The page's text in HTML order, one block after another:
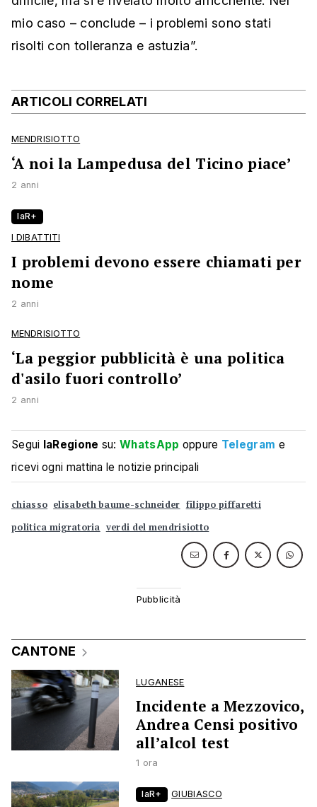
mio caso – conclude – i problemi sono stati
risolti con tolleranza e astuzia”.
ARTICOLI CORRELATI
MENDRISIOTTO
‘A noi la Lampedusa del Ticino piace’
2 anni
laR+
I DIBATTITI
I problemi devono essere chiamati per
nome
2 anni
MENDRISIOTTO
‘La peggior pubblicità è una politica
d'asilo fuori controllo’
2 anni
Segui laRegione su:WhatsApp oppure Telegram e
ricevi ogni mattina le notizie principali
chiasso elisabeth baume-schneider filippo piffaretti
politica migratoria verdi del mendrisiotto
CANTONE
LUGANESE
Incidente a Mezzovico,
Andrea Censi positivo
all’alcol test
1 ora
laR+ GIUBIASCO